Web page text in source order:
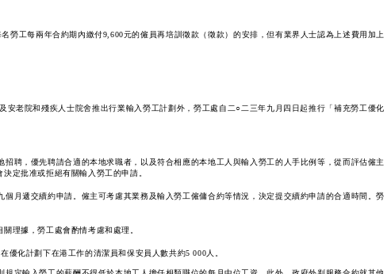
勞工每兩年合約期內繳付9,600元的僱員再培訓徵款（徵款）的安排，但有業界人士認為上述費用加上
老院和殘疾人士院舍推出行業輸入勞工計劃外，勞工處自二○二三年九月四日起推行「補充勞工優化
聘，優先聘請合適的本地求職者，以及符合相應的本地工人與輸入勞工的人手比例等，從而評估僱主
定批准或拒絕有關輸入勞工的申請。
月遞交續約申請。僱主可考慮其業務及輸入勞工僱傭合約等情況，決定提交續約申請的合適時間。勞
理據，勞工處會酌情考慮和處理。
優化計劃下在港工作的清潔員和保安員人數共約5 000人。